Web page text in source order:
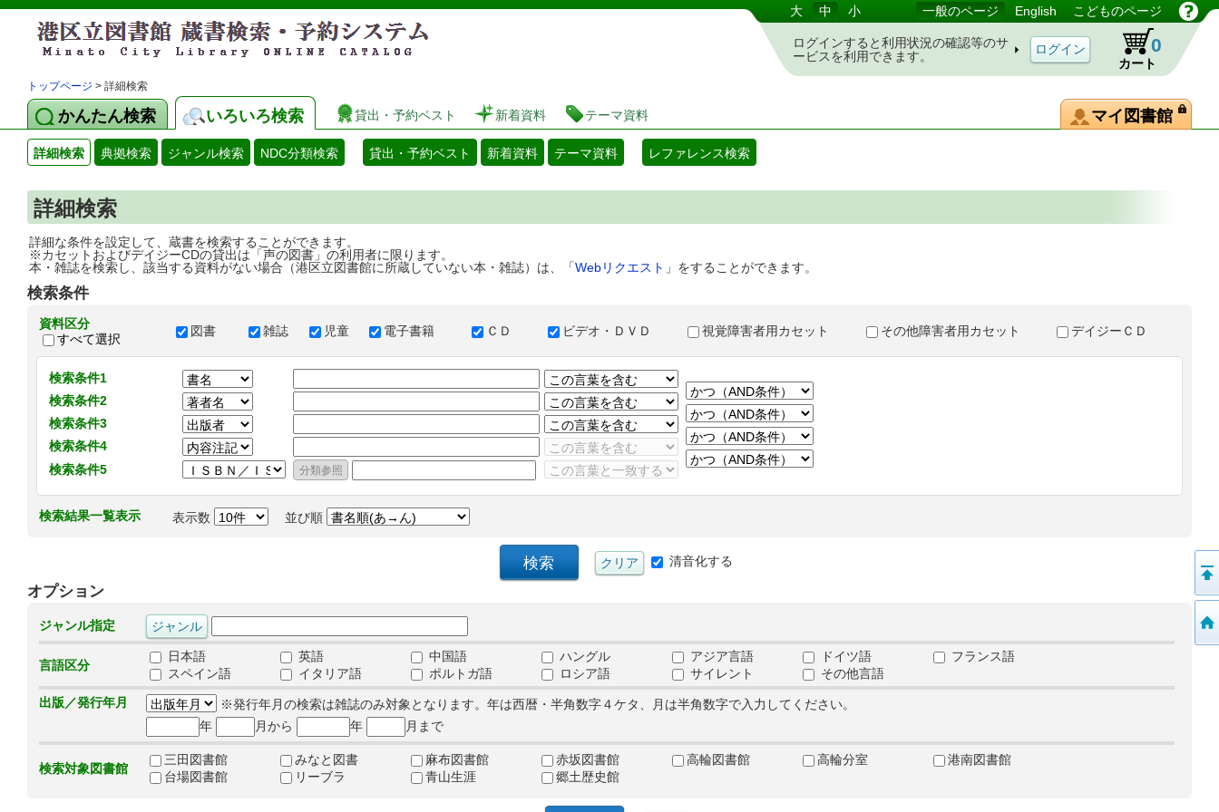
港区立図書館 蔵書検索・予約システム 大 中 小 一般のページ English こどものページ
ログインすると利用状況の確認等のサ
ービスを利用できます。
カート
0
トップページ > 詳細検索
かんたん検索 いろいろ検索 貸出・予約ベスト 新着資料 テーマ資料 マイ図書館
詳細検索 典拠検索 ジャンル検索 NDC分類検索 貸出・予約ベスト 新着資料 テーマ資料 レファレンス検索
詳細検索
詳細な条件を設定して、蔵書を検索することができます。
※カセットおよびデイジーCDの貸出は「声の図書」の利用者に限ります。
本・雑誌を検索し、該当する資料がない場合（港区立図書館に所蔵していない本・雑誌）は、「Webリクエスト 」をすることができます。
検索条件
資料区分
すべて選択
図書 雑誌 児童 電子書籍 ＣＤ ビデオ・ＤＶＤ 視覚障害者用カセット その他障害者用カセット デイジーＣＤ
検索条件1
検索条件2
検索条件3
検索条件4
検索条件5
検索結果一覧表示 表示数 並び順
清音化する
オプション
ジャンル指定
言語区分
日本語 英語 中国語 ハングル アジア言語 ドイツ語
フランス語
スペイン語
イタリア語 ポルトガ語 ロシア語 サイレント
その他言語
出版／発行年月
※発行年月の検索は雑誌のみ対象となります。年は西暦・半角数字４ケタ、月は半角数字で入力してください。
年
月から 年 月まで
検索対象図書館
三田図書館 みなと図書 麻布図書館 赤坂図書館 高輪図書館 高輪分室
港南図書館
台場図書館
リーブラ 青山生涯 郷土歴史館